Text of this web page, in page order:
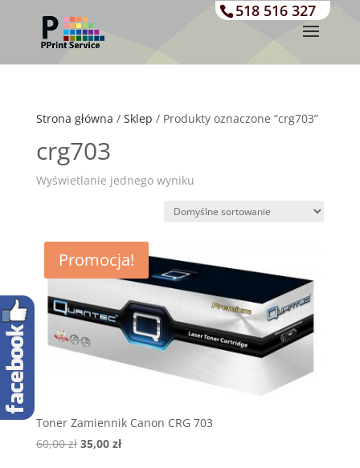
518 516 327
Strona główna / Sklep / Produkty oznaczone “crg703”
crg703
Wyświetlanie jednego wyniku
Promocja!
Toner Zamiennik Canon CRG 703
60,00zł Pierwotna
35,00 złAktualna